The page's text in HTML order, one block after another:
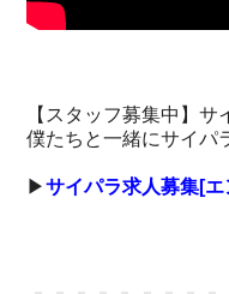
【スタッフ募集中】
僕たちと一緒にサイパ
▶︎サイパラ求人募集[エ